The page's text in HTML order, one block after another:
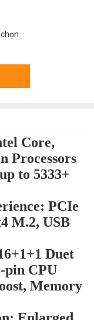
Core,
Processors
to 5333+
PCIe
M.2, USB
Duet
pin CPU
Memory